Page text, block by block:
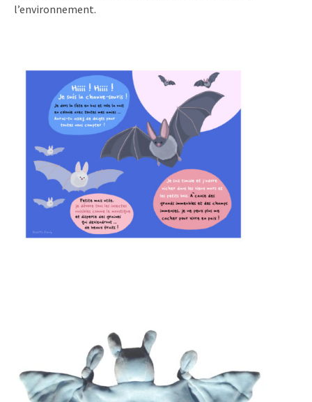
l’environnement.